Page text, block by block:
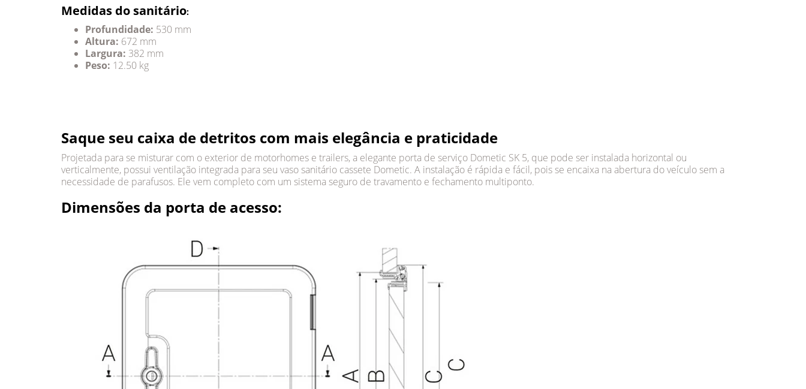
Medidas do sanitário:
Profundidade: 530 mm
Altura: 672 mm
Largura: 382 mm
Peso: 12.50 kg
Saque seu caixa de detritos com mais elegância e praticidade
Projetada para se misturar com o exterior de motorhomes e trailers, a elegante porta de serviço Dometic SK 5, que pode ser instalada horizontal ou
verticalmente, possui ventilação integrada para seu vaso sanitário cassete Dometic. A instalação é rápida e fácil, pois se encaixa na abertura do veículo sem a
necessidade de parafusos. Ele vem completo com um sistema seguro de travamento e fechamento multiponto.
Dimensões da porta de acesso: